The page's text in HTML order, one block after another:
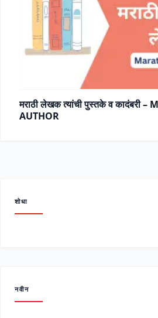
मराठी लेखक त्यांची पुस्तके व कादंबरी
AUTHOR
शोधा
नवीन